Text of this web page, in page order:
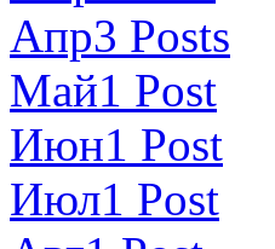
Апр3 Posts
Май1 Post
Июн1 Post
Июл1 Post